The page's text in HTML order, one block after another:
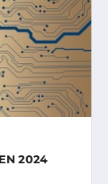
2024